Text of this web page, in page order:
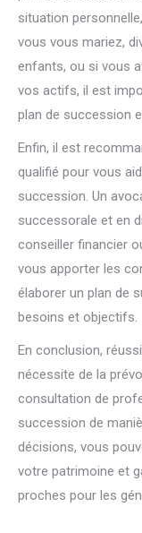
situation
vous vous mariez,
enfants, ou si vous
vos actifs, il est
plan de succession
Enfin, il est
qualifié pour vous
succession. Un
successorale et en
conseiller financier
vous apporter les
élaborer un plan de
besoins et objectifs.
En conclusion,
nécessite de la
consultation de
succession de
décisions, vous
votre patrimoine et
proches pour les